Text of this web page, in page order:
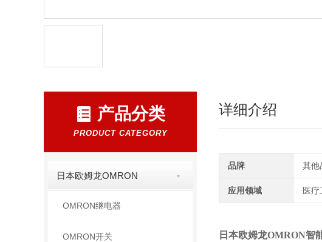
产品分类
PRODUCT CATEGORY
日本欧姆龙OMRON
OMRON继电器
OMRON开关
详细介绍
品牌 其他
应用领域 医
日本欧姆龙OMRON智